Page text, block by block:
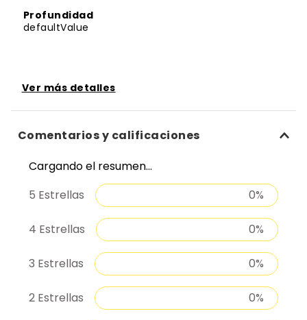
Profundidad
defaultValue
Ver más detalles
Comentarios y calificaciones
Cargando el resumen…
5 Estrellas
0%
4 Estrellas 0%
3 Estrellas 0%
2 Estrellas 0%